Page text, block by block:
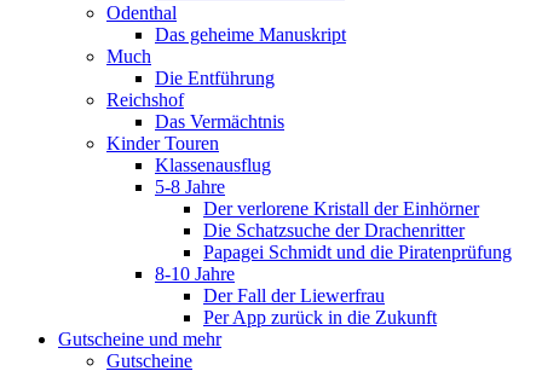
Odenthal
Das geheime Manuskript
Much
Die Entführung
Reichshof
Das Vermächtnis
Kinder Touren
Klassenausflug
5-8 Jahre
Der verlorene Kristall der Einhörner
Die Schatzsuche der Drachenritter
Papagei Schmidt und die Piratenprüfung
8-10 Jahre
Der Fall der Liewerfrau
Per App zurück in die Zukunft
Gutscheine und mehr
Gutscheine